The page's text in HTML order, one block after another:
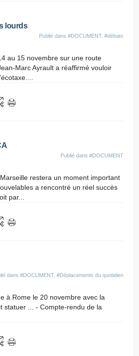
lourds
Publié dans #DOCUMENT, #débats
au 15 novembre sur une route
Marc Ayrault a réaffirmé vouloir
Publié dans #DOCUMENT
restera un moment important
a rencontré un réel succès
par...
dans #DOCUMENT, #Déplacements du quotidien
à Rome le 20 novembre avec la
statuer ... - Compte-rendu de la